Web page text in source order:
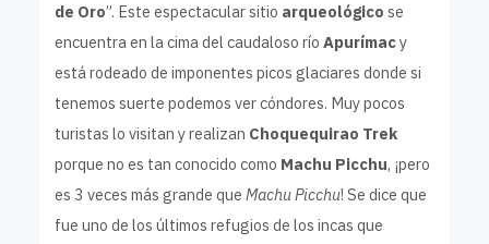
de Oro”. Este espectacular sitio arqueológico se
encuentra en la cima del caudaloso ríoApurímacy
está rodeado de imponentes picos glaciares donde si
tenemos suerte podemos ver cóndores. Muy pocos
turistas lo visitan y realizan Choquequirao Trek
porque no es tan conocido como Machu Picchu, ¡pero
es 3 veces más grande queMachu Picchu! Se dice que
fue uno de los últimos refugios de los incas que